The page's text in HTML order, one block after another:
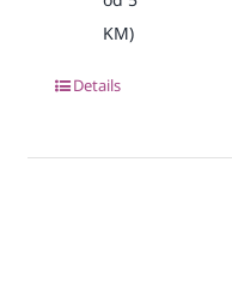
KM)
Details